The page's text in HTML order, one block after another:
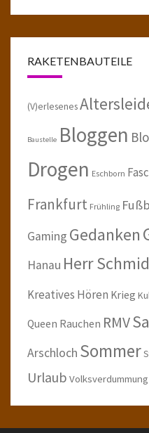
RAKETENBAUTEILE
(V)erlesenes
Baustelle Bloggen
Drogen Eschborn
Frankfurt Frühling
Gaming Gedanken
Hanau Herr
Kreatives Hören Krieg
Queen Rauchen RMV
Arschloch Sommer
Urlaub Volksverdummung